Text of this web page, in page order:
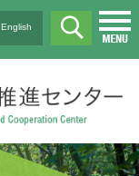
English